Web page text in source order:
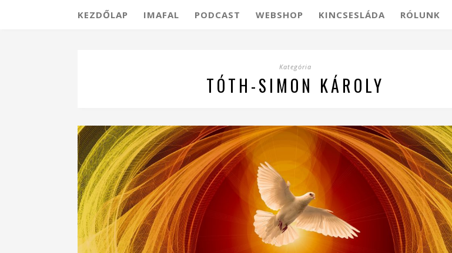
KEZDŐLAP IMAFAL PODCAST WEBSHOP KINCSESLÁDA RÓLUNK
Kategória
TÓTH-SIMON KÁROLY